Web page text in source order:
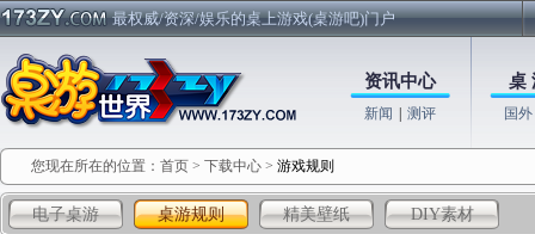
最权威/资深/娱乐的桌上游戏(桌游吧)门户
资讯中心
新闻 测评
桌
国外
您现在所在的位置： 首页 > 下载中心 > 游戏规则
电子桌游 桌游规则 精美壁纸 DIY素材